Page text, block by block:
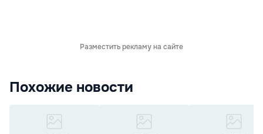
Разместить рекламу на сайте
Похожие новости